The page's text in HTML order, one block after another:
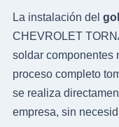
La instalación del
CHEVROLET
soldar componentes
proceso completo
se realiza
empresa, sin